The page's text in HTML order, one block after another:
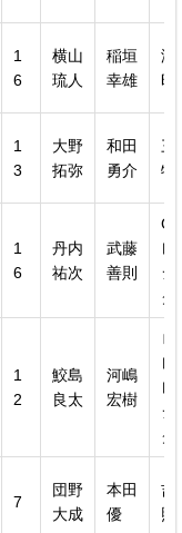
1
6
横山
琉人
稲垣
幸雄
澤
昭
1
3
大野
拓弥
和田
勇介
三
牧
1
6
丹内
祐次
武藤
善則
G1
レ
シ
グ
1
2
鮫島
良太
河嶋
宏樹
ロ
レ
レ
シ
グ
7
団野
大成
本田
優
吉
照